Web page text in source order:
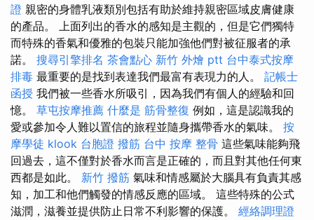
證 親密的身體乳液類別包括有助於維持親密區域皮膚健康
的產品。 上面列出的香水的感知是主觀的，但是它們獨特
而特殊的香氣和優雅的包裝只能加強他們對被征服者的承
諾。 搜尋引擎排名 茶會點心 新竹 外燴 ptt 台中泰式按摩
排毒 最重要的是找到表達我們最富有表現力的人。 記帳士
函授 我們被一些香水所吸引，因為我們有個人的經驗和回
憶。 草屯按摩推薦 什麼是 筋骨整復 例如，這是認識我的
愛或參加令人難以置信的旅程並隨身攜帶香水的氣味。 按
摩學徒 klook 台胞證 撥筋 台中 按摩 整骨 這些氣味能夠飛
回過去，這不僅對於香水而言是正確的，而且對其他任何東
西都是如此。 新竹 撥筋 氣味和情感屬於大腦具有負責其感
知，加工和他們觸發的情感反應的區域。 這些特殊的公式
滋潤，滋養並提供防止日常不利影響的保護。 經絡調理證